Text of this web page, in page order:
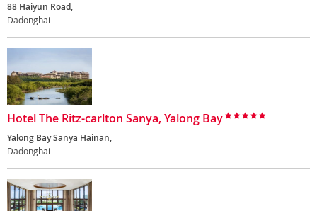
88 Haiyun Road,
Dadonghai
Hotel The Ritz-carlton Sanya, Yalong Bay
Yalong Bay Sanya Hainan,
Dadonghai